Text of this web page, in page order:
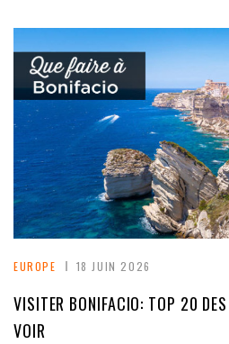
EUROPE 18 JUIN 2026
VISITER BONIFACIO: TOP 20
VOIR